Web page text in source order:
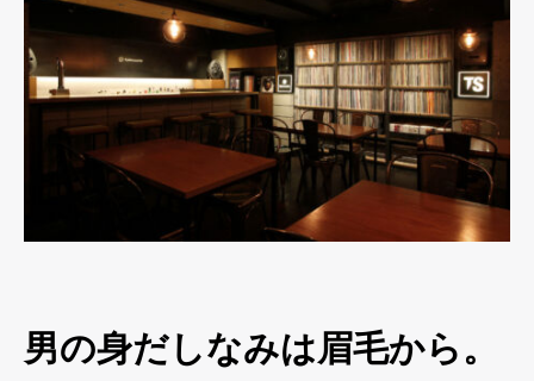
男の身だしなみは眉毛から。